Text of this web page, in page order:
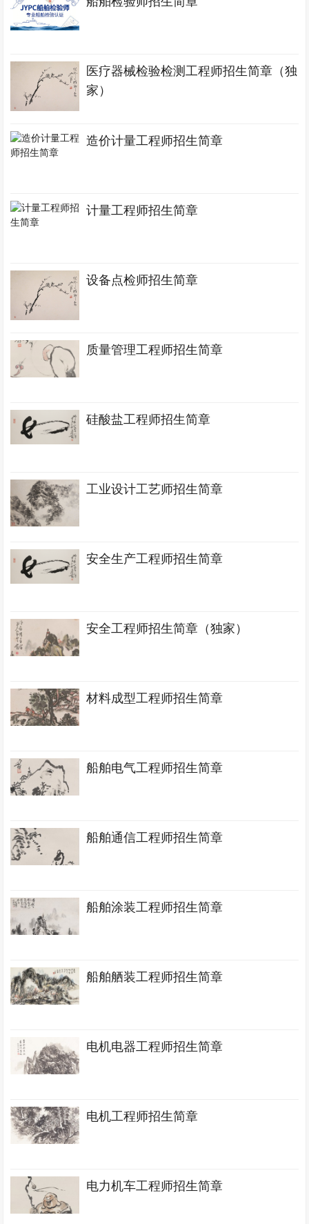
医疗器械检验检测工程师招生简章（独
家）
造价计量工程师招生简章
计量工程师招生简章
设备点检师招生简章
质量管理工程师招生简章
硅酸盐工程师招生简章
工业设计工艺师招生简章
安全生产工程师招生简章
安全工程师招生简章（独家）
材料成型工程师招生简章
船舶电气工程师招生简章
船舶通信工程师招生简章
船舶涂装工程师招生简章
船舶舾装工程师招生简章
电机电器工程师招生简章
电机工程师招生简章
电力机车工程师招生简章